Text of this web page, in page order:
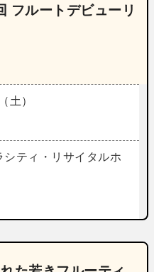
フルートデビューリ
土）
シティ・リサイタルホ